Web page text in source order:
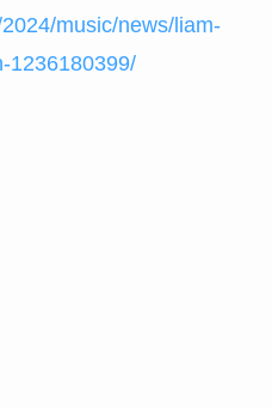
music/news/liam-
1236180399/